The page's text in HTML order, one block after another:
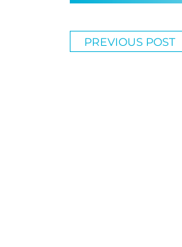
PREVIOUS POST